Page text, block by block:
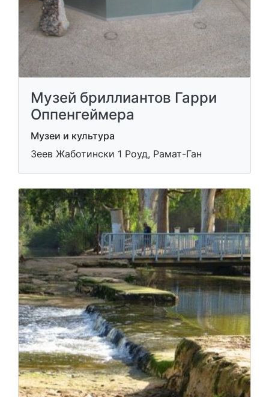
Музей бриллиантов Гарри
Оппенгеймера
Музеи и культура
Зеев Жаботински 1 Роуд, Рамат-Ган